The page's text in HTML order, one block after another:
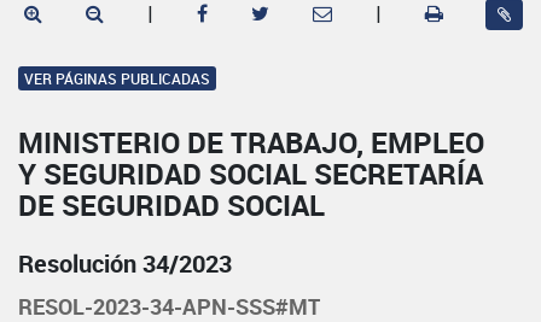
| |
VER PÁGINAS PUBLICADAS
MINISTERIO DE TRABAJO, EMPLEO
Y SEGURIDAD SOCIAL SECRETARÍA
DE SEGURIDAD SOCIAL
Resolución 34/2023
RESOL-2023-34-APN-SSS#MT